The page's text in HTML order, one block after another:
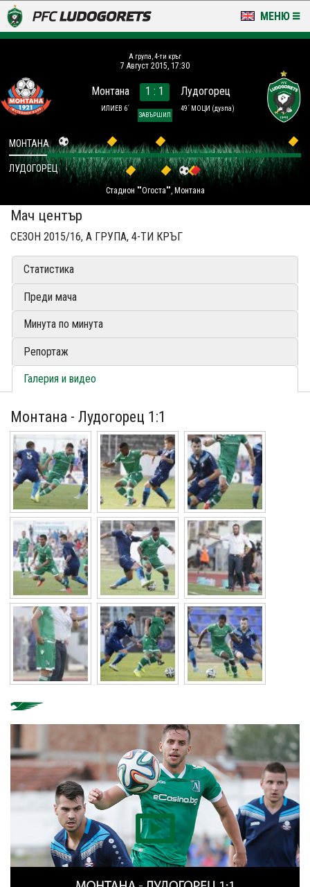
МЕНЮ
LUDOGORETS TV
НА ТЕРЕНА
СТАДИОН & БАЗИ
КЛУБ
ЗА ФЕНОВЕ
A група, 4-ти кръг
7 Август 2015, 17:30
Монтана
ИЛИЕВ 6´
1 : 1
ЗАВЪРШИЛ
Лудогорец
49´ МОЦИ (дузпа)
Стадион ""Огоста"", Монтана
МОНТАНА
ЛУДОГОРЕЦ
Мач център
СЕЗОН 2015/16, A ГРУПА, 4-ТИ КРЪГ
Статистика
Преди мача
Минута по минута
Репортаж
Галерия и видео
Монтана - Лудогорец 1:1